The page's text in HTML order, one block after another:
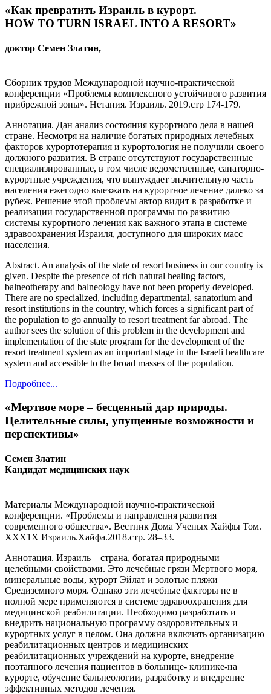
«Как превратить Израиль в курорт.
HOW TO TURN ISRAEL INTO A RESORT»
доктор Семен Златин,
Сборник трудов Международной научно-практической
конференции «Проблемы комплексного устойчивого развития
прибрежной зоны». Нетания. Израиль. 2019.стр 174-179.
Аннотация. Дан анализ состояния курортного дела в нашей
стране. Несмотря на наличие богатых природных лечебных
факторов курортотерапия и курортология не получили своего
должного развития. В стране отсутствуют государственные
специализированные, в том числе ведомственные, санаторно-
курортные учреждения, что вынуждает значительную часть
населения ежегодно выезжать на курортное лечение далеко за
рубеж. Решение этой проблемы автор видит в разработке и
реализации государственной программы по развитию
системы курортного лечения как важного этапа в системе
здравоохранения Израиля, доступного для широких масс
населения.
Abstract. An analysis of the state of resort business in our country is
given. Despite the presence of rich natural healing factors,
balneotherapy and balneology have not been properly developed.
There are no specialized, including departmental, sanatorium and
resort institutions in the country, which forces a significant part of
the population to go annually to resort treatment far abroad. The
author sees the solution of this problem in the development and
implementation of the state program for the development of the
resort treatment system as an important stage in the Israeli healthcare
system and accessible to the broad masses of the population.
Подробнее...
«Мертвое море – бесценный дар природы.
Целительные силы, упущенные возможности и
перспективы»
Семен Златин
Кандидат медицинских наук
Материалы Международной научно-практической
конференции. «Проблемы и направления развития
современного общества». Вестник Дома Ученых Хайфы Том.
ХХХ1Х Израиль.Хайфа.2018.стр. 28–33.
Аннотация. Израиль – страна, богатая природными
целебными свойствами. Это лечебные грязи Мертвого моря,
минеральные воды, курорт Эйлат и золотые пляжи
Средиземного моря. Однако эти лечебные факторы не в
полной мере применяются в системе здравоохранения для
медицинской реабилитации. Необходимо разработать и
внедрить национальную программу оздоровительных и
курортных услуг в целом. Она должна включать организацию
реабилитационных центров и медицинских
реабилитационных учреждений на курорте, внедрение
поэтапного лечения пациентов в больнице- клинике-на
курорте, обучение бальнеологии, разработку и внедрение
эффективных методов лечения.